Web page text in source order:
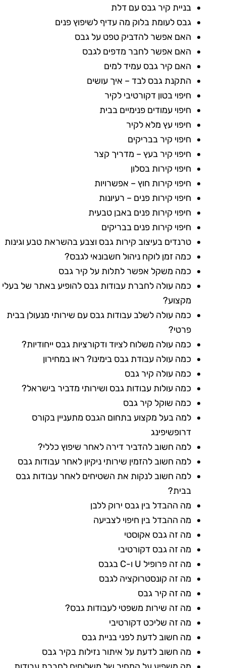
בניית קיר גבס עם דלת
גבס לעומת בלוק מה עדיף לשיפוץ פנים
האם אפשר להדביק טפט על גבס
האם אפשר לחבר מדפים לגבס
האם קיר גבס עמיד למים
התקנת גבס לבד – איך עושים
חיפוי בטון דקורטיבי לקיר
חיפוי עמודים פנימיים בבית
חיפוי עץ מלא לקיר
חיפוי קיר בבריקים
חיפוי קיר בעץ – מדריך קצר
חיפוי קירות בסלון
חיפוי קירות חוץ – אפשרויות
חיפוי קירות פנים – רעיונות
חיפוי קירות פנים באבן טבעית
חיפוי קירות פנים בבריקים
טרנדים בעיצוב קירות גבס וצבע בהשראת טבע וגינות
כמה זמן לוקח ניהול חשבונאי לגבס?
כמה משקל אפשר לתלות על קיר גבס
כמה עולה לחברת עבודות גבס להופיע באתר של בעלי
מקצוע?
כמה עולה לשלב עבודות גבס עם שירותי מנעולן בבית
פרטי?
כמה עולה משלוח לציוד ודקורציות גבס ייחודיות?
כמה עולה עבודת גבס בימינו? ראו במחירון
כמה עולה קיר גבס
כמה עולות עבודות גבס ושירותי מדביר בישראל?
כמה שוקל קיר גבס
למה בעל מקצוע בתחום הגבס מתעניין בקורס
דרופשיפינג
למה חשוב להדביר דירה לאחר שיפוץ כללי?
למה חשוב להזמין שירותי ניקיון לאחר עבודות גבס
למה חשוב לנקות את השטיחים לאחר עבודות גבס
בבית?
מה ההבדל בין גבס ירוק ללבן
מה ההבדל בין חיפוי לצביעה
מה זה גבס אקוסטי
מה זה גבס דקורטיבי
מה זה פרופיל U ו-C בגבס
מה זה קונסטרוקציה לגבס
מה זה קיר גבס
מה זה שירות משפטי לעבודות גבס?
מה זה שליכט דקורטיבי
מה חשוב לדעת לפני בניית גבס
מה חשוב לדעת על איתור נזילות בקיר גבס